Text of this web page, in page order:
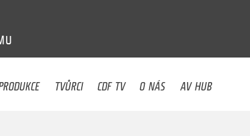
TVŮRCI CDF TV O NÁS AV HUB